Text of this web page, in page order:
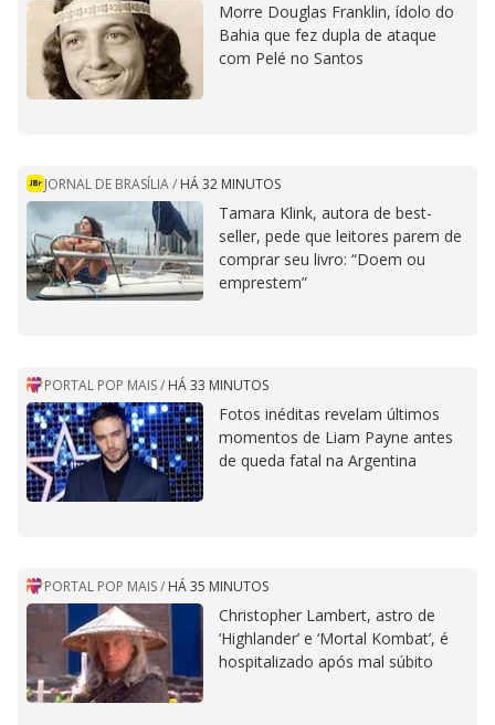
Morre Douglas Franklin, ídolo do
Bahia que fez dupla de ataque
com Pelé no Santos
JORNAL DE BRASÍLIA/ HÁ 32 MINUTOS
Tamara Klink, autora de best-
seller, pede que leitores parem de
comprar seu livro: “Doem ou
emprestem”
PORTAL POP MAIS/ HÁ 33 MINUTOS
Fotos inéditas revelam últimos
momentos de Liam Payne antes
de queda fatal na Argentina
PORTAL POP MAIS/ HÁ 35 MINUTOS
Christopher Lambert, astro de
‘Highlander’ e ‘Mortal Kombat’, é
hospitalizado após mal súbito